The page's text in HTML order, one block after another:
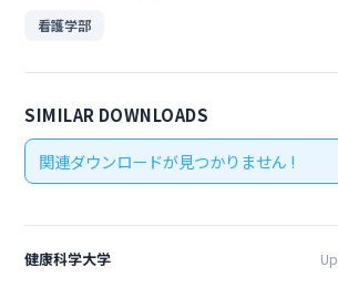
看護学部
SIMILAR DOWNLOADS
関連ダウンロードが見つかりません !
健康科学大学